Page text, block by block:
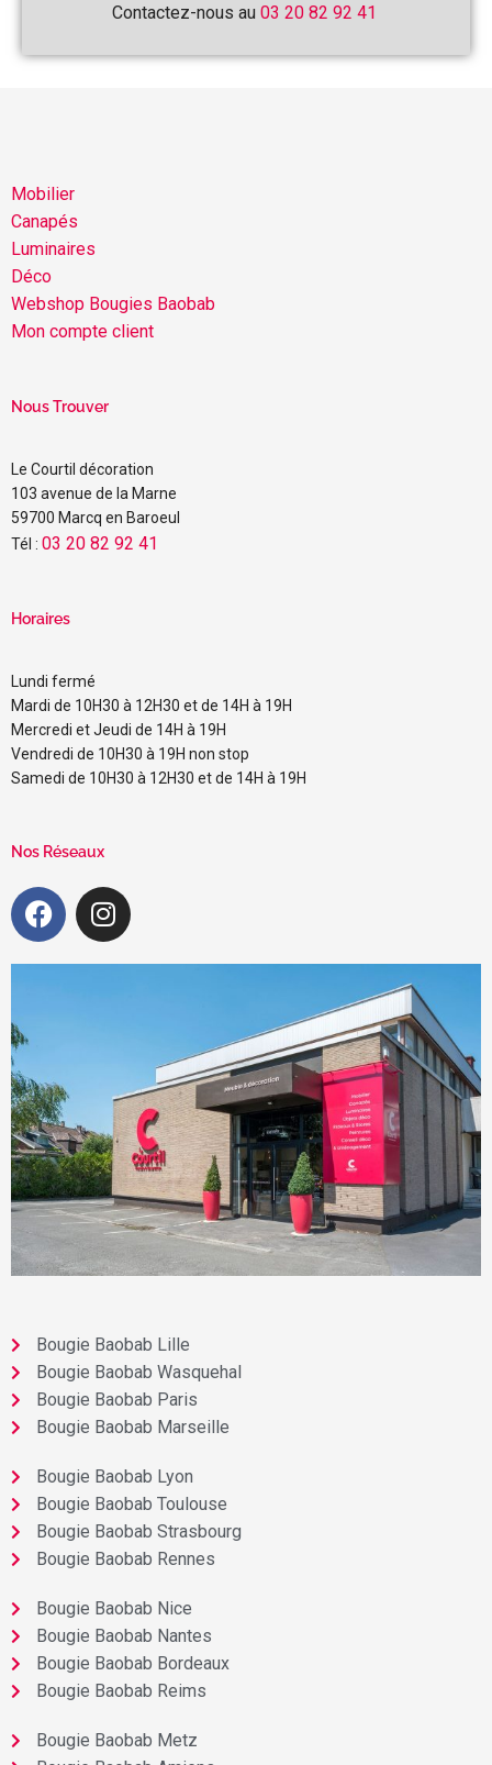
Contactez-nous au 03 20 82 92 41
Mobilier
Canapés
Luminaires
Déco
Webshop Bougies Baobab
Mon compte client
Nous Trouver
Le Courtil décoration
103 avenue de la Marne
59700 Marcq en Baroeul
Tél : 03 20 82 92 41
Horaires
Lundi fermé
Mardi de 10H30 à 12H30 et de 14H à 19H
Mercredi et Jeudi de 14H à 19H
Vendredi de 10H30 à 19H non stop
Samedi de 10H30 à 12H30 et de 14H à 19H
Nos Réseaux
Bougie Baobab Lille
Bougie Baobab Wasquehal
Bougie Baobab Paris
Bougie Baobab Marseille
Bougie Baobab Lyon
Bougie Baobab Toulouse
Bougie Baobab Strasbourg
Bougie Baobab Rennes
Bougie Baobab Nice
Bougie Baobab Nantes
Bougie Baobab Bordeaux
Bougie Baobab Reims
Bougie Baobab Metz